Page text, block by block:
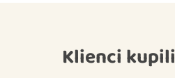
Klienci kupili